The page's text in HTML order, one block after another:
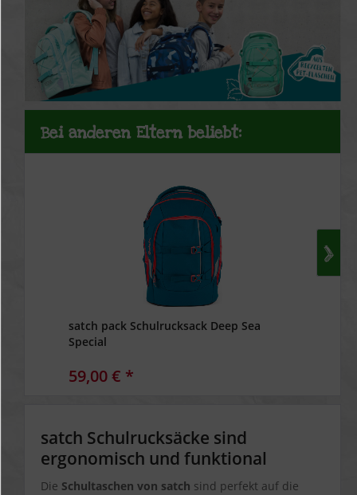
Bei anderen Eltern beliebt:
satch pack Schulrucksack Deep Sea
Special
59,00 € *
satch Schulrucksäcke sind
ergonomisch und funktional
Die Schultaschen von satch sind perfekt auf die